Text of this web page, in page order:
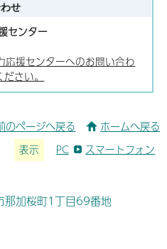
せ
センター
応援センターへのお問い合わ
さい。
のページへ戻る ホームへ戻る
表示 PC スマートフォン
加桜町1丁目69番地